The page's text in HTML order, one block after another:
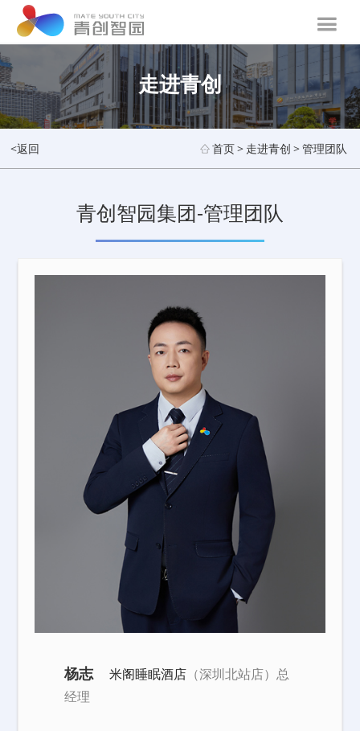
走进青创
<返回 首页> 走进青创 >管理团队
青创智园集团-管理团队
杨志 米阁睡眠酒店（深圳北站店）总
经理